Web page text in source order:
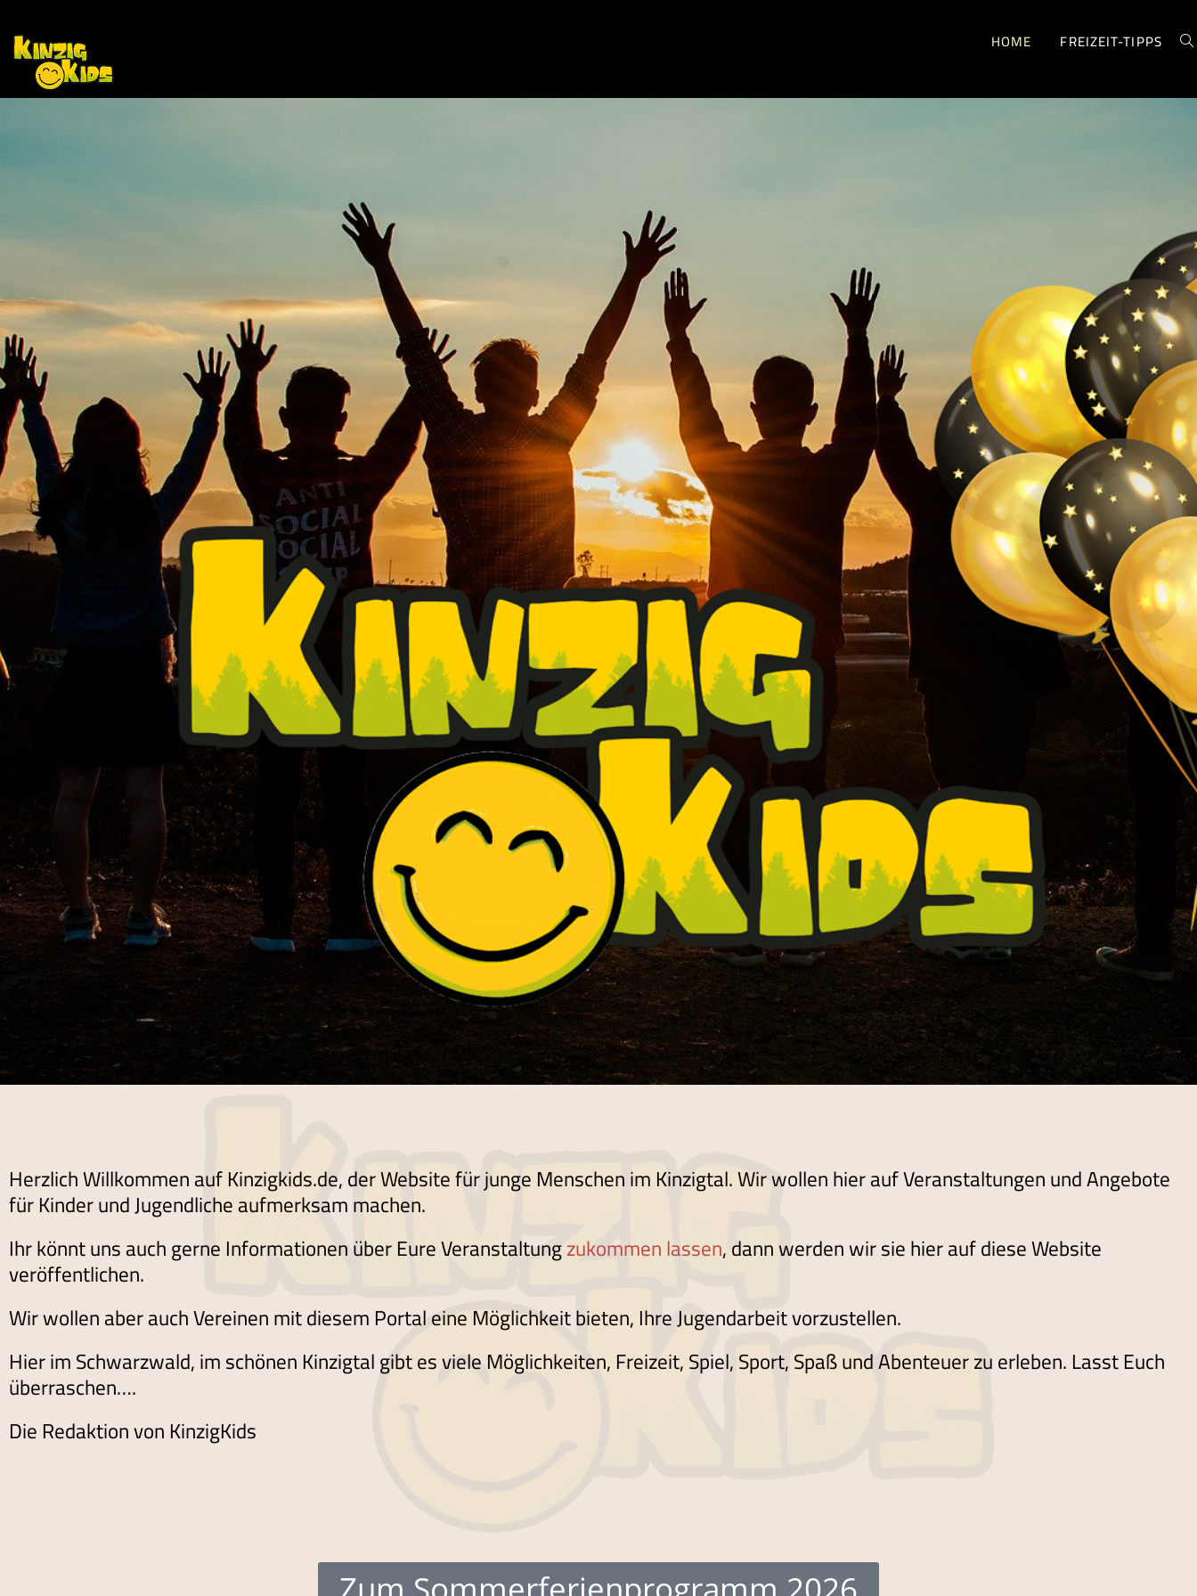
HOME FREIZEIT-TIPPS
Herzlich Willkommen auf Kinzigkids.de, der Website für junge Menschen im Kinzigtal. Wir wollen hier auf Veranstaltungen und Angebote
für Kinder und Jugendliche aufmerksam machen.
Ihr könnt uns auch gerne Informationen über Eure Veranstaltungzukommen lassen, dann werden wir sie hier auf diese Website
veröffentlichen.
Wir wollen aber auch Vereinen mit diesem Portal eine Möglichkeit bieten, Ihre Jugendarbeit vorzustellen.
Hier im Schwarzwald, im schönen Kinzigtal gibt es viele Möglichkeiten, Freizeit, Spiel, Sport, Spaß und Abenteuer zu erleben. Lasst Euch
überraschen….
Die Redaktion von KinzigKids